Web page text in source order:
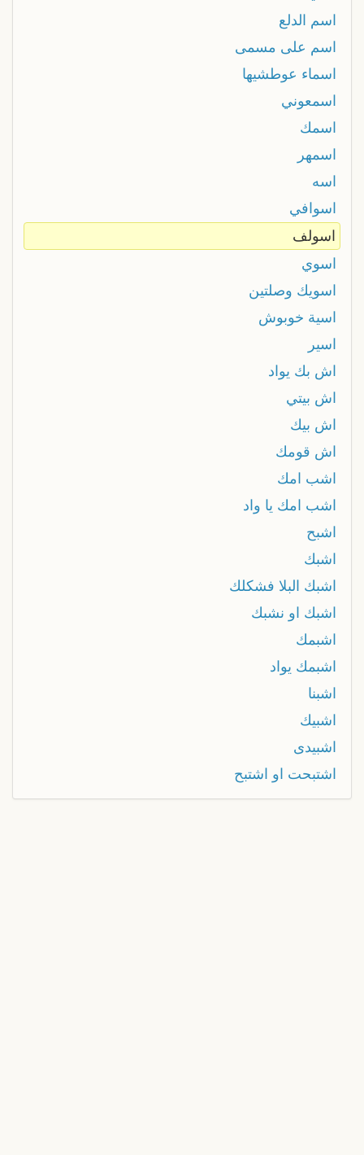
اسم الدلع
اسم على مسمى
اسماء عوطشیها
اسمعوني
اسمك
اسمهر
اسه
اسوافي
اسولف
اسوي
اسويك وصلتين
اسية خوبوش
اسير
اش بك يواد
اش بيتي
اش بيك
اش قومك
اشب امك
اشب امك يا واد
اشبح
اشبك
اشبك البلا فشكلك
اشبك او نشبك
اشبمك
اشبمك يواد
اشبنا
اشبيك
اشبیدی
اشتبحت او اشتبح